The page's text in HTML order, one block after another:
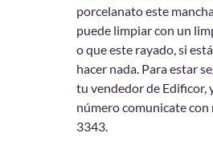
porcelanato este
puede limpiar con un
o que este rayado, si
hacer nada. Para estar
tu vendedor de Edificor,
número comunicate
3343.